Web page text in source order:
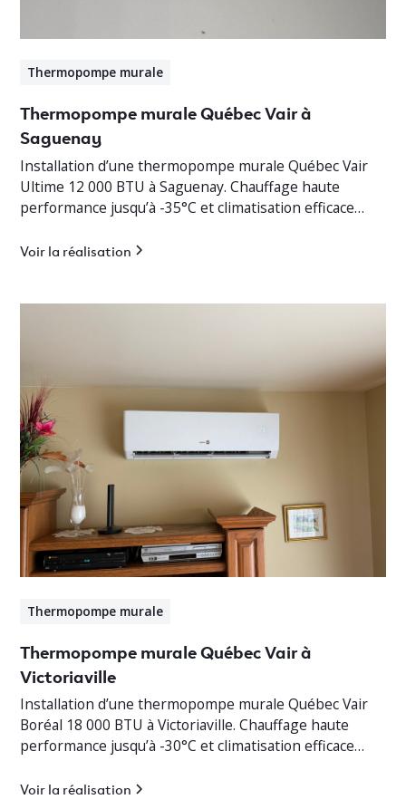
Thermopompe murale
Thermopompe murale Québec Vair à
Saguenay
Installation d’une thermopompe murale Québec Vair
Ultime 12 000 BTU à Saguenay. Chauffage haute
performance jusqu’à -35°C et climatisation efficace
Voir la réalisation
Thermopompe murale
Thermopompe murale Québec Vair à
Victoriaville
Installation d’une thermopompe murale Québec Vair
Boréal 18 000 BTU à Victoriaville. Chauffage haute
performance jusqu’à -30°C et climatisation efficace
Voir la réalisation